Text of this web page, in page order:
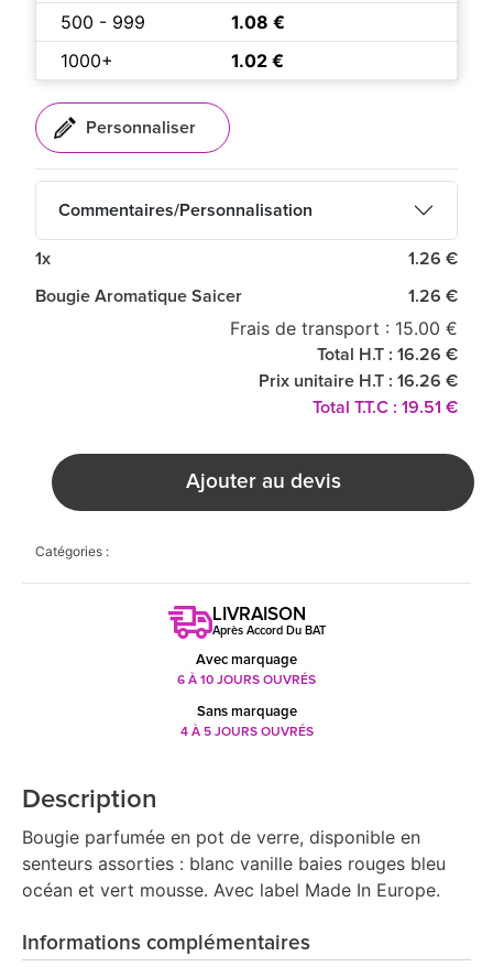
500 - 999
1.08 €
1000+
1.02 €
Commentaires/Personnalisation
1x 1.26 €
Bougie Aromatique Saicer 1.26 €
Frais de transport : 15.00 €
Total H.T : 16.26 €
Prix unitaire H.T : 16.26 €
Total T.T.C : 19.51 €
Ajouter au devis
Catégories :
LIVRAISON
Après Accord Du BAT
Avec marquage
6 À 10 JOURS OUVRÉS
Sans marquage
4 À 5 JOURS OUVRÉS
Description
Bougie parfumée en pot de verre, disponible en
senteurs assorties : blanc vanille baies rouges bleu
océan et vert mousse. Avec label Made In Europe.
Informations complémentaires